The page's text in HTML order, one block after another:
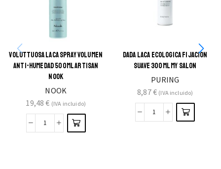
VOLUTTUOSA LACA SPRAY VOLUMEN
ANTI-HUMEDAD 500ML ARTISAN
NOOK
NOOK
19,48€ (IVA incluido)
DADA LACA ECOLOGICA FIJACION
SUAVE 300ML MY SALON
PURING
8,87€ (IVA incluido)